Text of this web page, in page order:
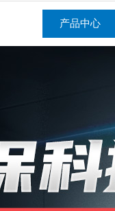
产品中心